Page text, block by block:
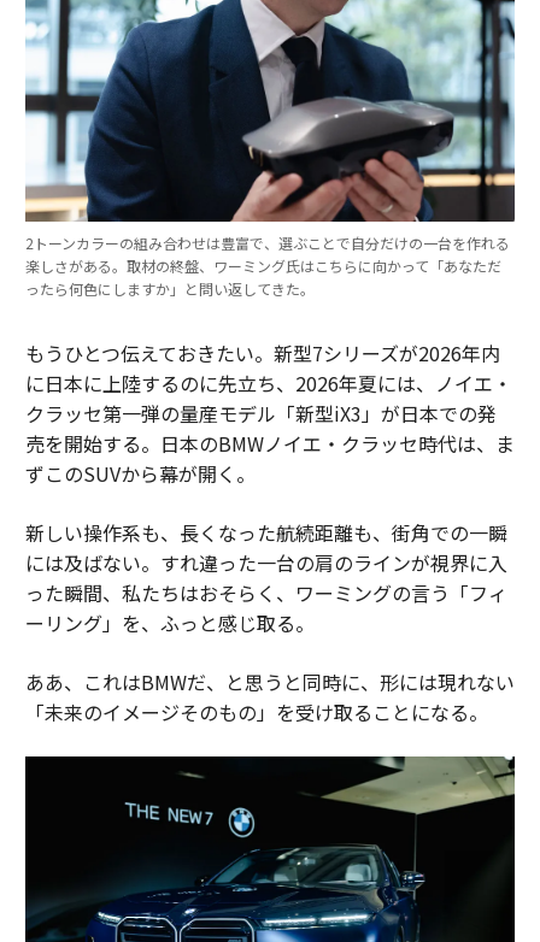
2トーンカラーの組み合わせは豊富で、選ぶことで自分だけの一台を作れる
楽しさがある。取材の終盤、ワーミング氏はこちらに向かって「あなただ
ったら何色にしますか」と問い返してきた。
もうひとつ伝えておきたい。新型7シリーズが2026年内
に日本に上陸するのに先立ち、2026年夏には、ノイエ・
クラッセ第一弾の量産モデル「新型iX3」が日本での発
売を開始する。日本のBMWノイエ・クラッセ時代は、ま
ずこのSUVから幕が開く。
新しい操作系も、長くなった航続距離も、街角での一瞬
には及ばない。すれ違った一台の肩のラインが視界に入
った瞬間、私たちはおそらく、ワーミングの言う「フィ
ーリング」を、ふっと感じ取る。
ああ、これはBMWだ、と思うと同時に、形には現れない
「未来のイメージそのもの」を受け取ることになる。